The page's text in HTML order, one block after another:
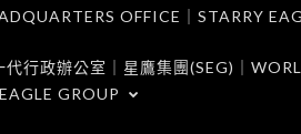
OFFICE｜STARRY
代行政辦公室｜星鷹集團(SEG)｜
GROUP